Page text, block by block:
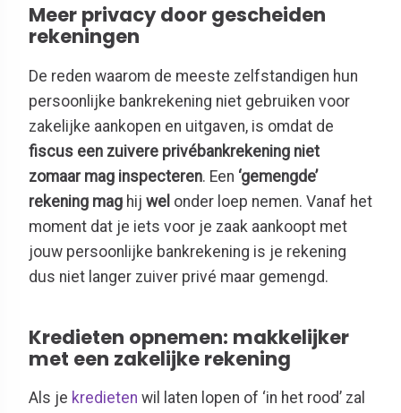
Meer privacy door gescheiden
rekeningen
De reden waarom de meeste zelfstandigen hun
persoonlijke bankrekening niet gebruiken voor
zakelijke aankopen en uitgaven, is omdat de
fiscus een zuivere privébankrekening niet
zomaar mag inspecteren. Een ‘gemengde’
rekening mag hij wel onder loep nemen. Vanaf het
moment dat je iets voor je zaak aankoopt met
jouw persoonlijke bankrekening is je rekening
dus niet langer zuiver privé maar gemengd.
Kredieten opnemen: makkelijker
met een zakelijke rekening
Als je kredieten wil laten lopen of ‘in het rood’ zal